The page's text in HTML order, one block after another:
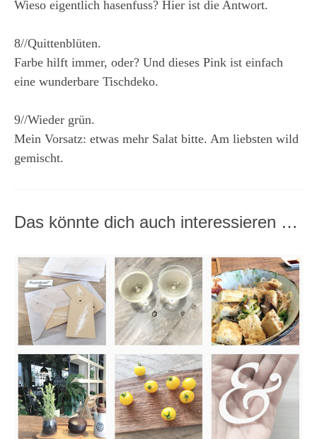
Wieso eigentlich hasenfuss? Hier ist die Antwort.
8//Quittenblüten.
Farbe hilft immer, oder? Und dieses Pink ist einfach
eine wunderbare Tischdeko.
9//Wieder grün.
Mein Vorsatz: etwas mehr Salat bitte. Am liebsten wild
gemischt.
Das könnte dich auch interessieren …